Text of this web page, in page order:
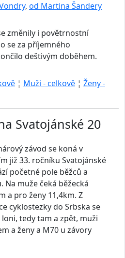
, od Martina Šandery
změnily i povětrnostní
se za příjemného
deštivým doběhem.
¦ Muži - celkově ¦ Ženy -
Svatojánské 20
závod se koná v
již 33. ročníku Svatojánské
početné pole běžců a
muže čeká běžecká
a pro ženy 11,4km. Z
cyklostezky do Srbska se
tedy tam a zpět, muži
a ženy a M70 u závory